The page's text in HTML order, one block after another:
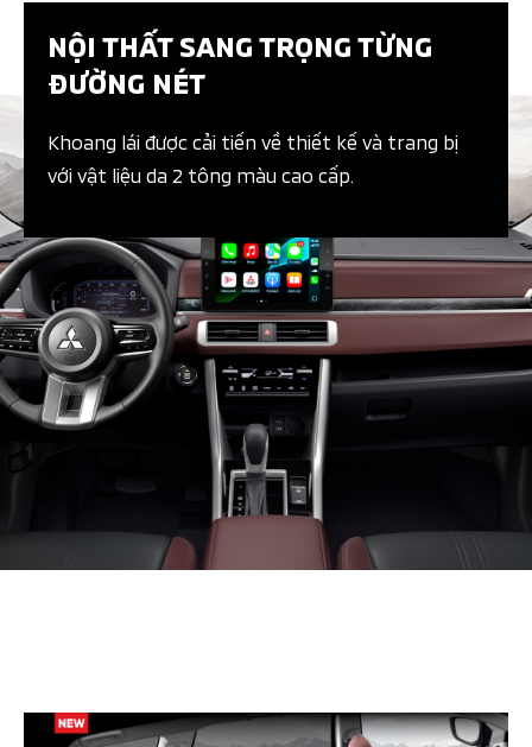
NỘI THẤT SANG TRỌNG TỪNG
ĐƯỜNG NÉT​​
Khoang lái được cải tiến về thiết kế và trang bị
với vật liệu da 2 tông màu cao cấp.​​​